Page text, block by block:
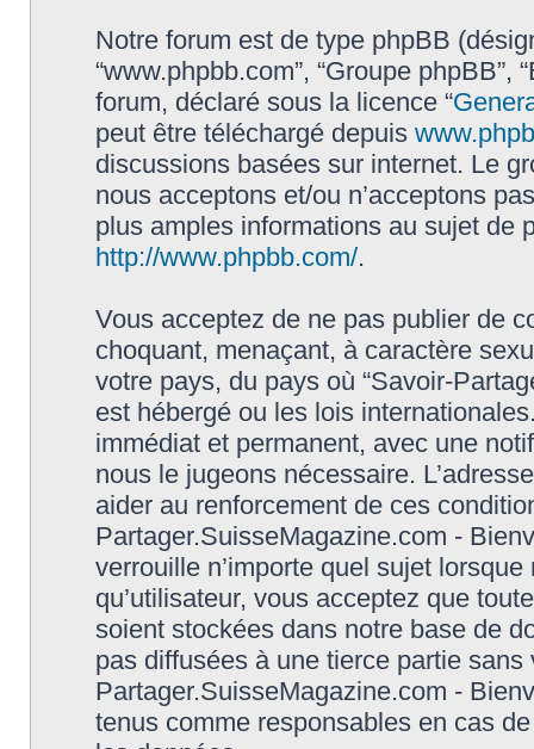
Notre forum est de type phpBB
“www.phpbb.com”, “Groupe
forum, déclaré sous la licence “
peut être téléchargé depuis
discussions basées sur internet. Le
nous acceptons et/ou n’acceptons
plus amples informations au sujet de
http://www.phpbb.com/.
Vous acceptez de ne pas publier de
choquant, menaçant, à caractère
votre pays, du pays où “Savoir-
est hébergé ou les lois
immédiat et permanent, avec une
nous le jugeons nécessaire.
aider au renforcement de ces
Partager.SuisseMagazine.com -
verrouille n’importe quel sujet
qu’utilisateur, vous acceptez que
soient stockées dans notre base de
pas diffusées à une tierce partie
Partager.SuisseMagazine.com -
tenus comme responsables en cas